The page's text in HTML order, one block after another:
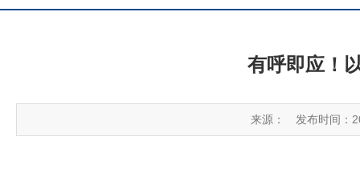
有呼即应！
来源： 发布时间：